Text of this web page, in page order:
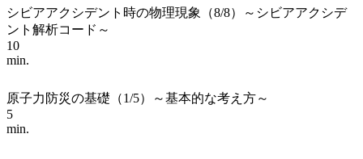
シビアアクシデント時の物理現象（8/8）～シビアアクシデ
ント解析コード～
10
min.
原子力防災の基礎（1/5）～基本的な考え方～
5
min.